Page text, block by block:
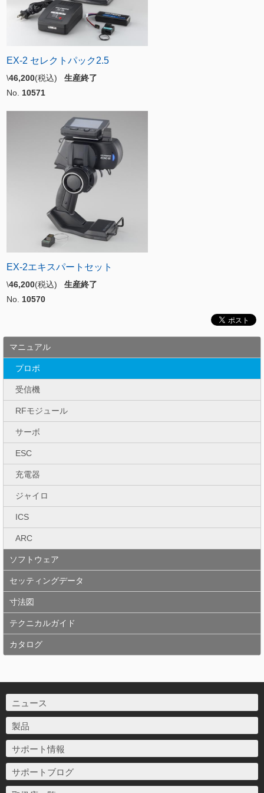
EX-2 セレクトパック2.5
\46,200(税込) 生産終了
No. 10571
EX-2エキスパートセット
\46,200(税込) 生産終了
No. 10570
マニュアル
プロポ
受信機
RFモジュール
サーボ
ESC
充電器
ジャイロ
ICS
ARC
ソフトウェア
セッティングデータ
寸法図
テクニカルガイド
カタログ
ニュース
製品
サポート情報
サポートブログ